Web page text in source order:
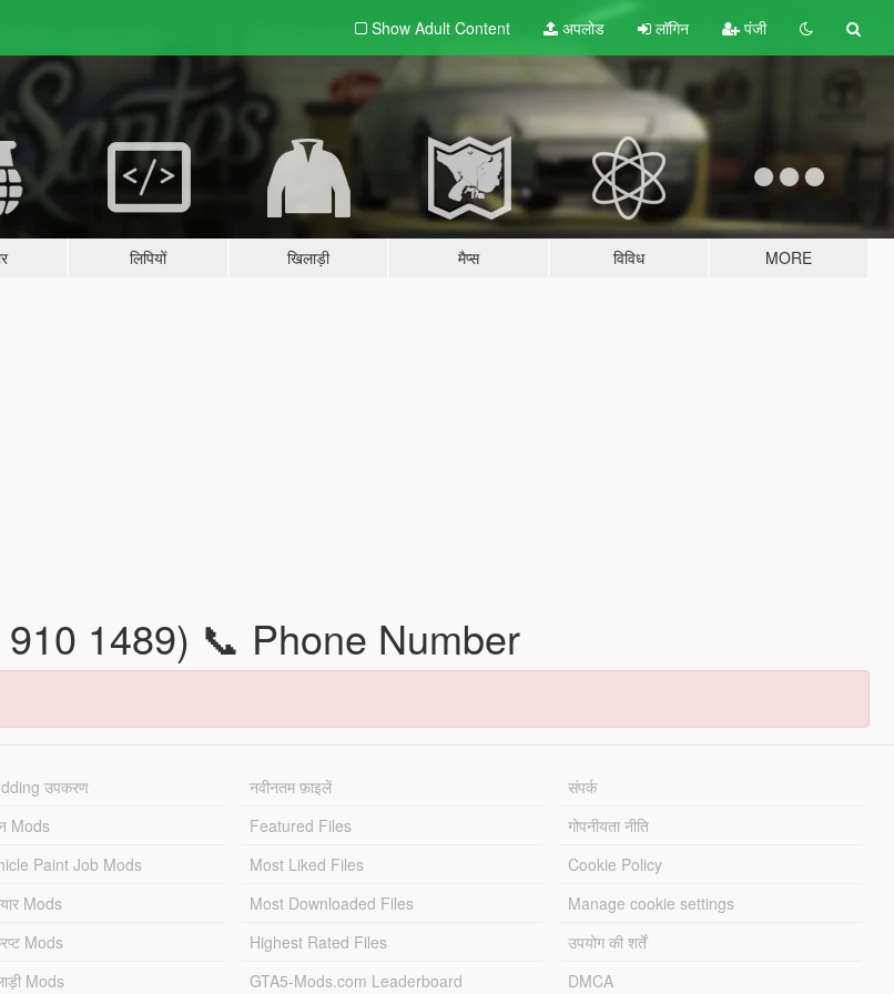
Show Adult Content अपलोड लॉगिन पंजी
लिपियों खिलाड़ी मैप्स विविध MORE
1489) 📞 Phone Number
उपकरण
Mods
Paint Job Mods
Mods
Mods
Mods
नवीनतम फ़ाइलें
Featured Files
Most Liked Files
Most Downloaded Files
Highest Rated Files
GTA5-Mods.com Leaderboard
संपर्क
गोपनीयता नीति
Cookie Policy
Manage cookie settings
उपयोग की शर्तें
DMCA